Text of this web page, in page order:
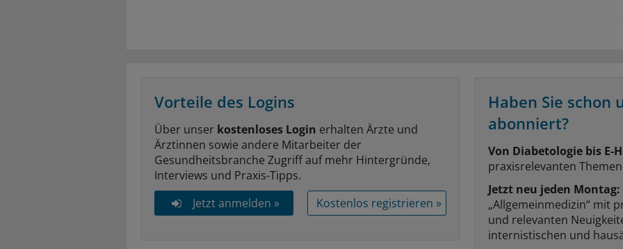
Vorteile des Logins
Über unser kostenloses Login erhalten Ärzte und
Ärztinnen sowie andere Mitarbeiter der
Gesundheitsbranche Zugriff auf mehr Hintergründe,
Interviews und Praxis-Tipps.
Jetzt anmelden »
Kostenlos registrieren »
Haben Sie schon
abonniert?
Von Diabetologie bis E-
praxisrelevanten
Jetzt neu jeden Montag:
„Allgemeinmedizin“ mit
und relevanten
internistischen und